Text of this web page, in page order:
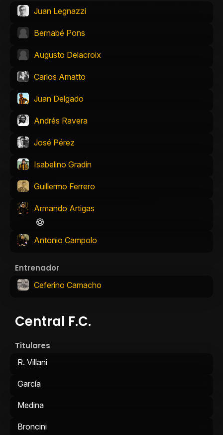
Juan Legnazzi
Bernabé Pons
Augusto Delacroix
Carlos Amatto
Juan Delgado
Andrés Ravera
José Pérez
Isabelino Gradín
Guillermo Ferrero
Armando Artigas
Antonio Campolo
Entrenador
Ceferino Camacho
Central F.C.
Titulares
R. Villani
García
Medina
Broncini